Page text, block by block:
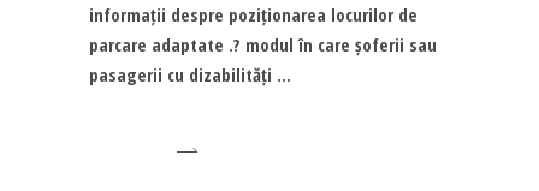
informații despre poziționarea locurilor de
parcare adaptate .?️ modul în care șoferii sau
pasagerii cu dizabilități